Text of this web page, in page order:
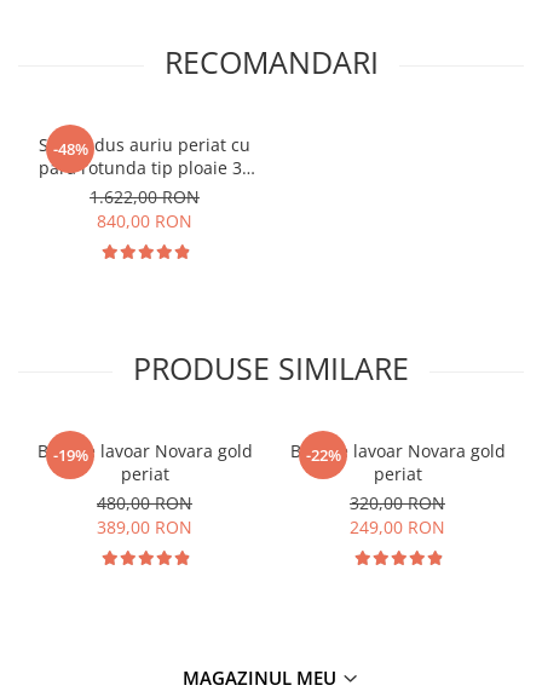
RECOMANDARI
-48%
Set de dus auriu periat cu
para rotunda tip ploaie 30
cm
1.622,00 RON
840,00 RON
PRODUSE SIMILARE
-19%
Baterie lavoar Novara gold
periat
480,00 RON
389,00 RON
-22%
Baterie lavoar Novara gold
periat
320,00 RON
249,00 RON
MAGAZINUL MEU